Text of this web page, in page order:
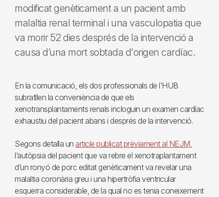
modificat genèticament a un pacient amb
malaltia renal terminal i una vasculopatia que
va morir 52 dies després de la intervenció a
causa d’una mort sobtada d'origen cardíac.
En la comunicació, els dos professionals de l’HUB
subratllen la conveniència de que els
xenotransplantaments renals incloguin un examen cardíac
exhaustiu del pacient abans i després de la intervenció.
Segons detalla un article publicat prèviament al NEJM,
l’autòpsia del pacient que va rebre el xenotraplantament
d’un ronyó de porc editat genèticament va revelar una
malaltia coronària greu i una hipertròfia ventricular
esquerra considerable, de la qual no es tenia coneixement